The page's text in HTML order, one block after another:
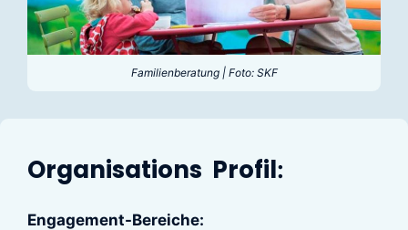
Familienberatung | Foto: SKF
Organisations Profil:
Engagement-Bereiche: